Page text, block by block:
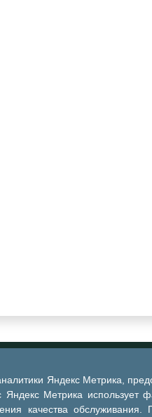
Яндекс Метрика,
Метрика использует
качества